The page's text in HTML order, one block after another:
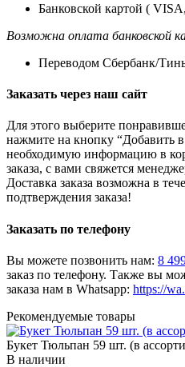
Банковской картой (
Возможна оплата банковской
Переводом Сбербанк/
Заказать через наш сайт
Для этого выберите
нажмите на кнопку “Добавить
необходимую информацию в
заказа, с вами свяжется
Доставка заказа возможна в
подтверждения заказа!
Заказать по телефону
Вы можете позвонить нам: 8
заказ по телефону. Также вы
заказа нам в Whatsapp: https://
Рекомендуемые товары
Букет Тюльпан 59 шт. (в
В наличии